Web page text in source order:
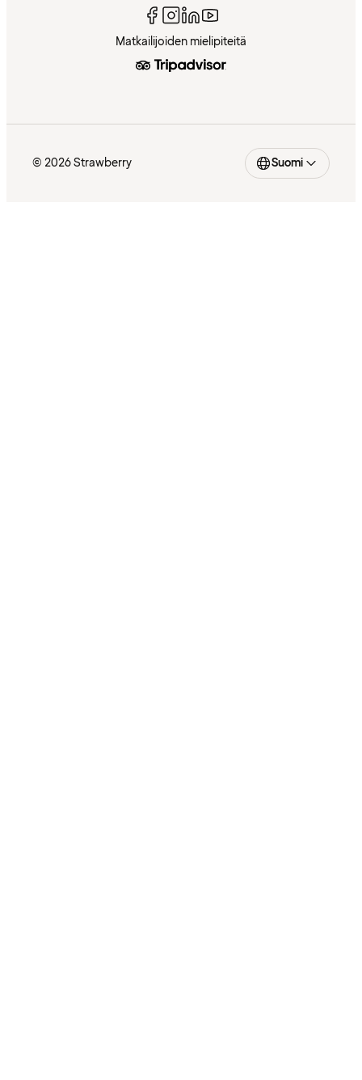
Matkailijoiden mielipiteitä
© 2026 Strawberry Suomi